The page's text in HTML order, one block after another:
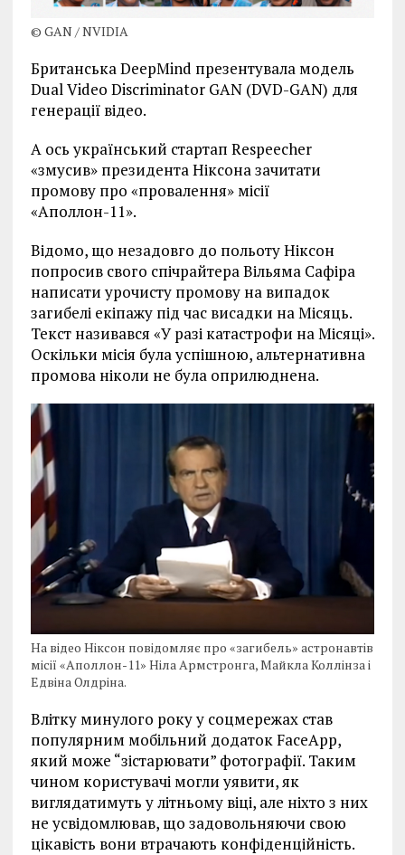
© GAN / NVIDIA
Британська DeepMind презентувала модель
Dual Video Discriminator GAN (DVD-GAN) для
генерації відео.
А ось український стартап Respeecher
«змусив» президента Ніксона зачитати
промову про «провалення» місії
«Аполлон-11».
Відомо, що незадовго до польоту Ніксон
попросив свого спічрайтера Вільяма Сафіра
написати урочисту промову на випадок
загибелі екіпажу під час висадки на Місяць.
Текст називався «У разі катастрофи на Місяці».
Оскільки місія була успішною, альтернативна
промова ніколи не була оприлюднена.
На відео Ніксон повідомляє про «загибель» астронавтів
місії «Аполлон-11» Ніла Армстронга, Майкла Коллінза і
Едвіна Олдріна.
Влітку минулого року у соцмережах став
популярним мобільний додаток FaceApp,
який може “зістарювати” фотографії. Таким
чином користувачі могли уявити, як
виглядатимуть у літньому віці, але ніхто з них
не усвідомлював, що задовольняючи свою
цікавість вони втрачають конфіденційність.